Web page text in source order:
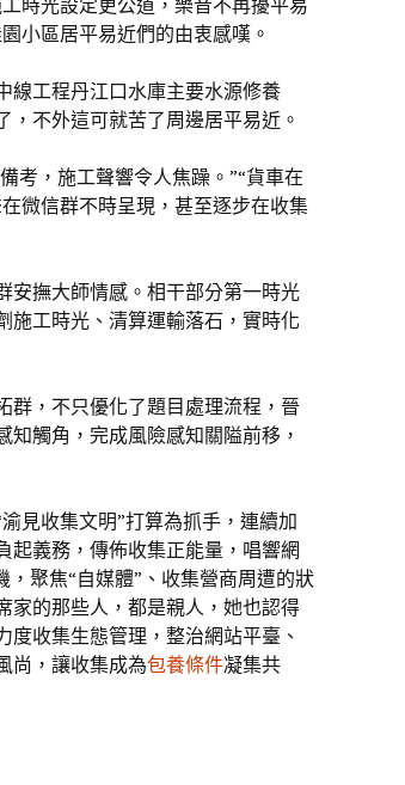
時光設定更公道，樂音不再擾平易
小區居平易近們的由衷感嘆。
線工程丹江口水庫主要水源修養
，不外這可就苦了周邊居平易近。
考，施工聲響令人焦躁。”“貨車在
微信群不時呈現，甚至逐步在收集
安撫大師情感。相干部分第一時光
施工時光、清算運輸落石，實時化
群，不只優化了題目處理流程，晉
觸角，完成風險感知關隘前移，
見收集文明”打算為抓手，連續加
起義務，傳佈收集正能量，唱響網
聚焦“自媒體”、收集營商周遭的狀
家的那些人，都是親人，她也認得
收集生態管理，整治網站平臺、
尚，讓收集成為包養條件凝集共